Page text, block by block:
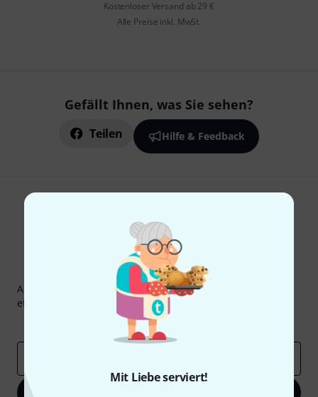
Mit Liebe serviert!
Kostenloser Versand ab 29 €
Alle Preise inkl. MwSt.
Gefällt Ihnen, was Sie sehen?
Teilen Hilfe & Feedback
Thomann Newsletter
Abonniere den Thomann Newsletter und gewinne mit
etwas Glück einen von
50 Gutscheinen
Inspirierende Beiträge
Deals